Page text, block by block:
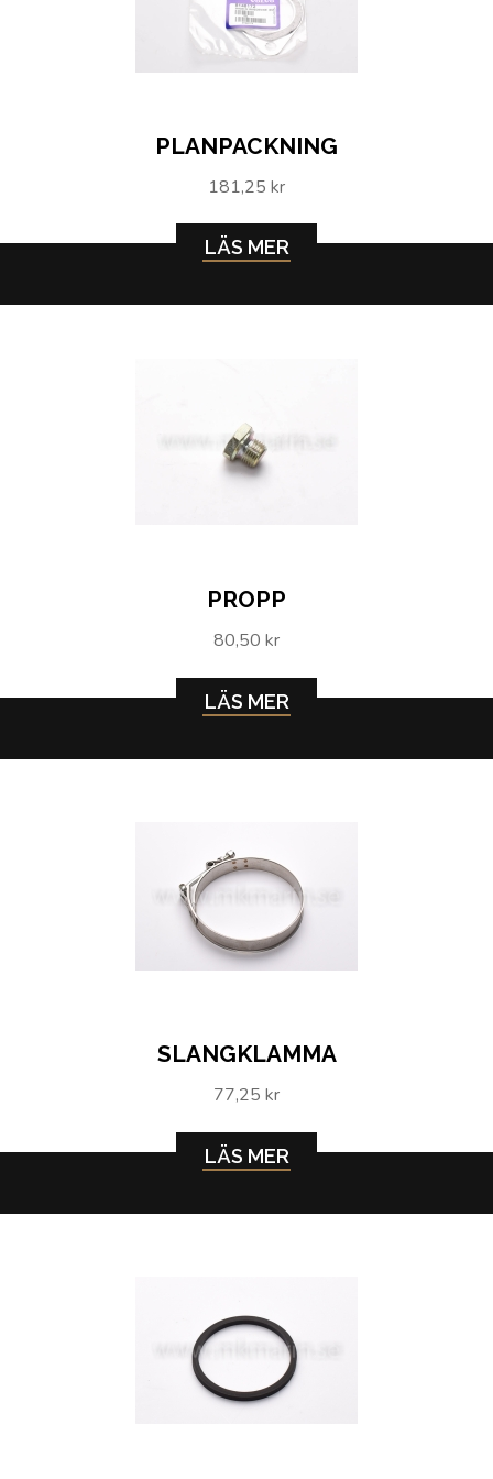
PLANPACKNING
181,25 kr
LÄS MER
PROPP
80,50 kr
LÄS MER
SLANGKLAMMA
77,25 kr
LÄS MER